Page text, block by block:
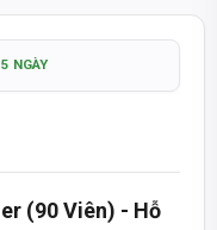
NGÀY
DẪN
447 4242
8:30 - 14:00
(90 Viên) - Hỗ